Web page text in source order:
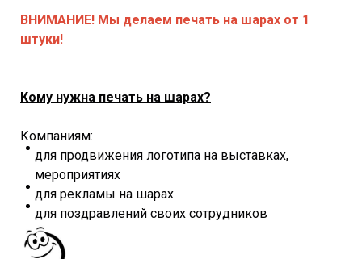
ВНИМАНИЕ! Мы делаем печать на шарах от 1
штуки!
Кому нужна печать на шарах?
Компаниям:
для продвижения логотипа на выставках,
мероприятиях
для рекламы на шарах
для поздравлений своих сотрудников